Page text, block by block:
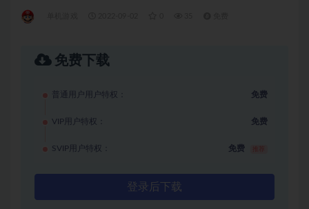
免费下载
普通用户用户特权： 免费
VIP用户特权： 免费
SVIP用户特权： 免费
登录后下载